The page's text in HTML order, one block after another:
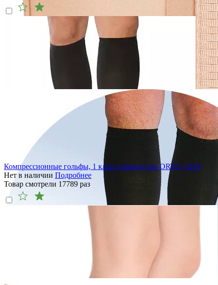
Компрессионные гольфы, 1 класс компрессии ORTO, 4314
Нет в наличии Подробнее
Товар смотрели 17789 раз